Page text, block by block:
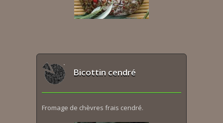
Bicottin cendré
Fromage de chèvres frais cendré.